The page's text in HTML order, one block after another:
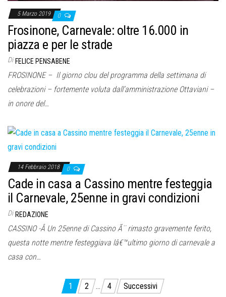
5 Marzo 2019 0
Frosinone, Carnevale: oltre 16.000 in
piazza e per le strade
Di FELICE PENSABENE
FROSINONE – Il giorno clou del programma della settimana di
celebrazioni – fortemente voluta dall’amministrazione Ottaviani –
in onore del…
14 Febbraio 2018 0
Cade in casa a Cassino mentre festeggia
il Carnevale, 25enne in gravi condizioni
Di REDAZIONE
CASSINO -Â Un 25enne di Cassino Ã¨ rimasto gravemente ferito,
questa notte mentre festeggiava lâ€™ultimo giorno di carnevale a
casa con…
Paginazione
1 2 … 4 Successivi